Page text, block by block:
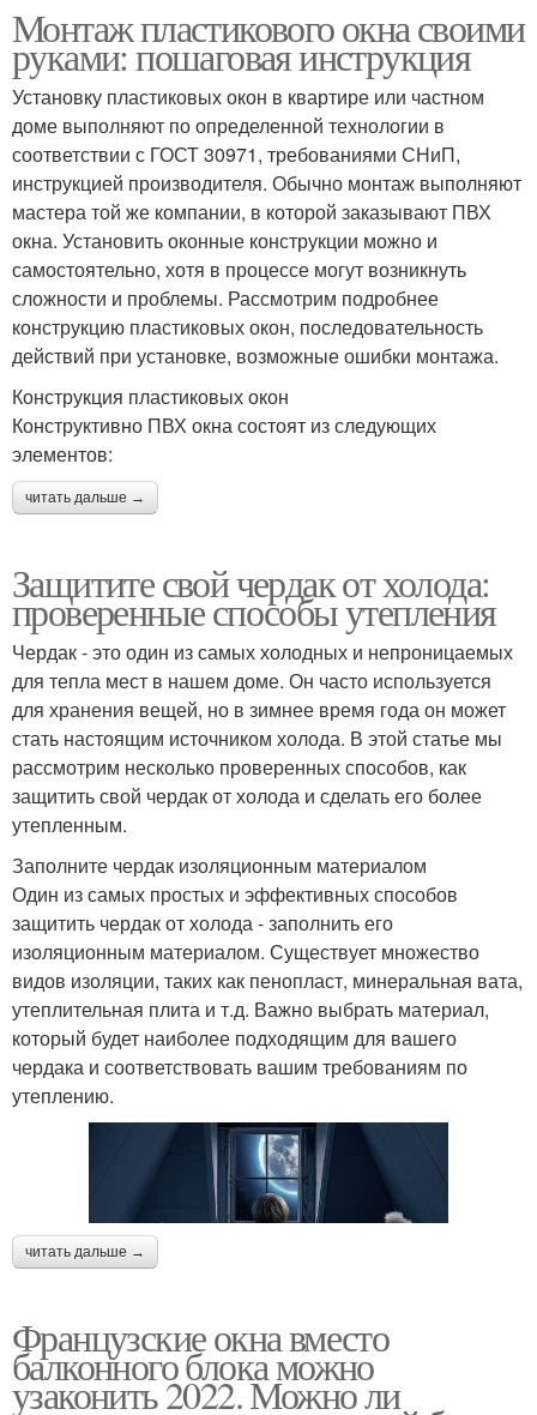
Монтаж пластикового окна своими
руками: пошаговая инструкция
Установку пластиковых окон в квартире или частном
доме выполняют по определенной технологии в
соответствии с ГОСТ 30971, требованиями СНиП,
инструкцией производителя. Обычно монтаж выполняют
мастера той же компании, в которой заказывают ПВХ
окна. Установить оконные конструкции можно и
самостоятельно, хотя в процессе могут возникнуть
сложности и проблемы. Рассмотрим подробнее
конструкцию пластиковых окон, последовательность
действий при установке, возможные ошибки монтажа.
Конструкция пластиковых окон
Конструктивно ПВХ окна состоят из следующих
элементов:
читать дальше →
Защитите свой чердак от холода:
проверенные способы утепления
Чердак - это один из самых холодных и непроницаемых
для тепла мест в нашем доме. Он часто используется
для хранения вещей, но в зимнее время года он может
стать настоящим источником холода. В этой статье мы
рассмотрим несколько проверенных способов, как
защитить свой чердак от холода и сделать его более
утепленным.
Заполните чердак изоляционным материалом
Один из самых простых и эффективных способов
защитить чердак от холода - заполнить его
изоляционным материалом. Существует множество
видов изоляции, таких как пенопласт, минеральная вата,
утеплительная плита и т.д. Важно выбрать материал,
который будет наиболее подходящим для вашего
чердака и соответствовать вашим требованиям по
утеплению.
читать дальше →
Французские окна вместо
балконного блока можно
узаконить 2022. Можно ли